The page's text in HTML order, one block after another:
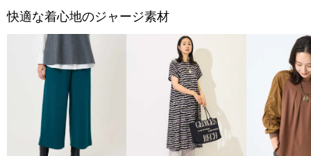
快適な着心地のジャージ素材